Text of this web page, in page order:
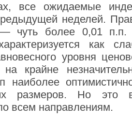
все ожидаемые
неделей.
чуть более 0,01 п.п.
как
уровня
на крайне
наиболее
размеров. Но это
всем направлениям.